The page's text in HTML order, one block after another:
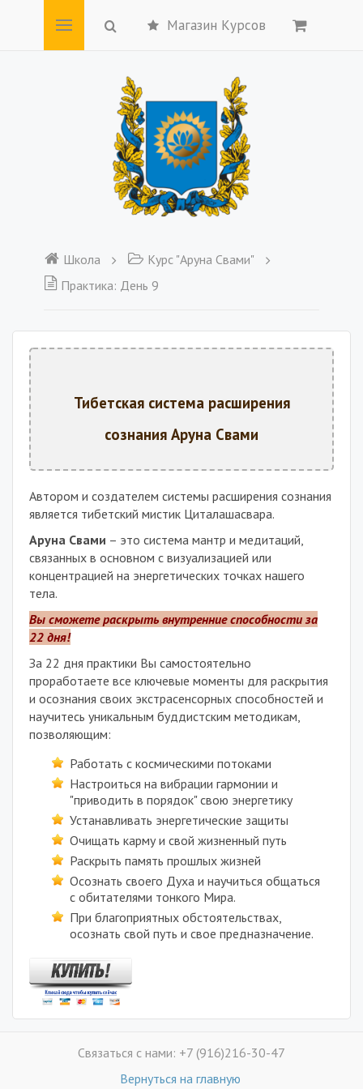
Магазин Курсов
Школа
Курс "Аруна Свами"
Практика: День 9
Тибетская система расширения
сознания Аруна Свами
Автором и создателем системы расширения сознания
является тибетский мистик Циталашасвара.
Аруна Свами – это система мантр и медитаций,
связанных в основном с визуализацией или
концентрацией на энергетических точках нашего
тела.
Вы сможете раскрыть внутренние способности за
22 дня!
За 22 дня практики Вы самостоятельно
проработаете все ключевые моменты для раскрытия
и осознания своих экстрасенсорных способностей и
научитесь уникальным буддистским методикам,
позволяющим:
Работать с космическими потоками
Настроиться на вибрации гармонии и
"приводить в порядок" свою энергетику
Устанавливать энергетические защиты
Очищать карму и свой жизненный путь
Раскрыть память прошлых жизней
Осознать своего Духа и научиться общаться
с обитателями тонкого Мира.
При благоприятных обстоятельствах,
осознать свой путь и свое предназначение.
Связаться с нами: +7 (916)216-30-47
Вернуться на главную